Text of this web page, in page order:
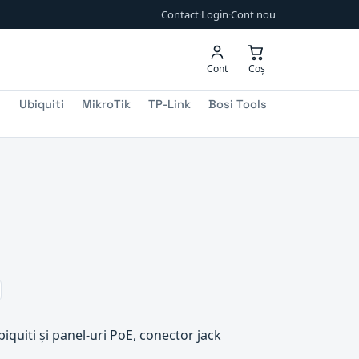
Contact·Login·Cont nou
Cont Coș
Ubiquiti MikroTik TP-Link Bosi Tools
și panel-uri PoE, conector jack